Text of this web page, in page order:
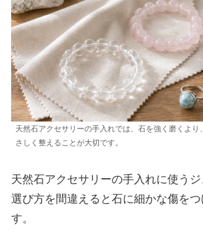
天然石アクセサリーの手入れでは、石を強く磨くよ
さしく整えることが大切です。
天然石アクセサリーの手入れに使うジ
選び方を間違えると石に細かな傷をつ
す。